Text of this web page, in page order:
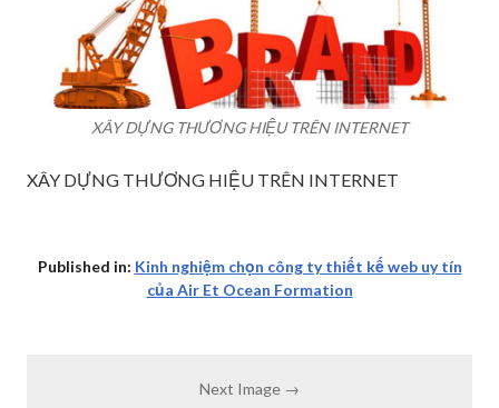
XÂY DỰNG THƯƠNG HIỆU TRÊN INTERNET
XÂY DỰNG THƯƠNG HIỆU TRÊN INTERNET
Published in: Kinh nghiệm chọn công ty thiết kế web uy tín
của Air Et Ocean Formation
Next Image →